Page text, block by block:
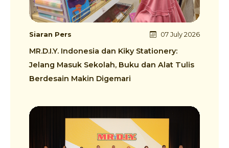
Siaran Pers 07 July 2026
MR.D.I.Y. Indonesia dan Kiky Stationery:
Jelang Masuk Sekolah, Buku dan Alat Tulis
Berdesain Makin Digemari